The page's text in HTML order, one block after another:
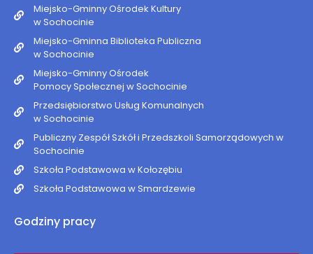
Miejsko-Gminny Ośrodek Kultury
w Sochocinie
Miejsko-Gminna Biblioteka Publiczna
w Sochocinie
Miejsko-Gminny Ośrodek
Pomocy Społecznej w Sochocinie
Przedsiębiorstwo Usług Komunalnych
w Sochocinie
Publiczny Zespół Szkół i Przedszkoli Samorządowych w
Sochocinie
Szkoła Podstawowa w Kołozębiu
Szkoła Podstawowa w Smardzewie
Godziny pracy